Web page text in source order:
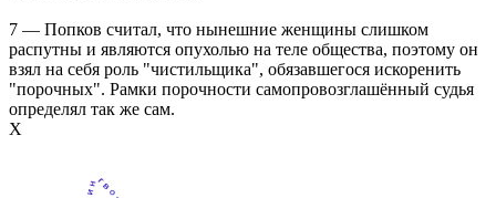
7 — Попков считал, что нынешние женщины слишком
распутны и являются опухолью на теле общества, поэтому он
взял на себя роль "чистильщика", обязавшегося искоренить
"порочных". Рамки порочности самопровозглашённый судья
определял так же сам.
Х